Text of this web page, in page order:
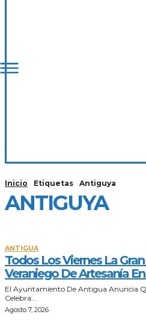
Inicio Etiquetas Antiguya
ANTIGUYA
ANTIGUA
Todos Los Viernes La
Veraniego De Artesanía
El Ayuntamiento De Antigua Anuncia
Celebra...
Agosto 7, 2026